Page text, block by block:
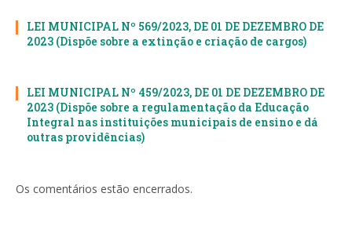
LEI MUNICIPAL Nº 569/2023, DE 01 DE DEZEMBRO DE
2023 (Dispõe sobre a extinção e criação de cargos)
LEI MUNICIPAL Nº 459/2023, DE 01 DE DEZEMBRO DE
2023 (Dispõe sobre a regulamentação da Educação
Integral nas instituições municipais de ensino e dá
outras providências)
Os comentários estão encerrados.